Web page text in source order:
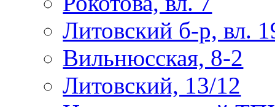
Литовский б-р, вл.
Вильнюсская, 8-2
Литовский, 13/12